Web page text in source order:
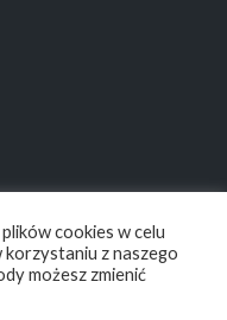
cookies w celu
korzystaniu z naszego
możesz zmienić